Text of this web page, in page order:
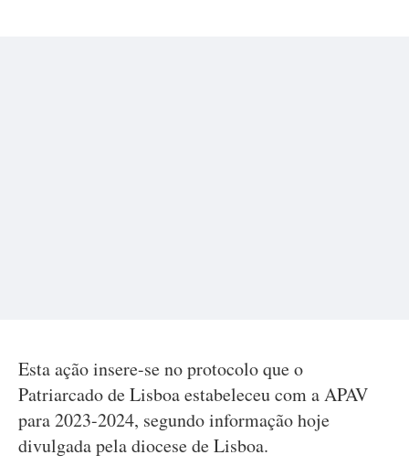
Esta ação insere-se no protocolo que o
Patriarcado de Lisboa estabeleceu com a APAV
para 2023-2024, segundo informação hoje
divulgada pela diocese de Lisboa.